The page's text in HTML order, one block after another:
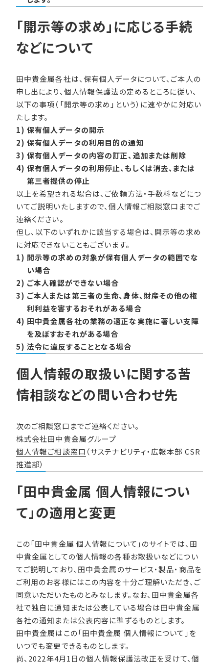
「開示等の求め」に応じる手続
などについて
田中貴金属各社は、保有個人データについて、ご本人の
申し出により、個人情報保護法の定めるところに従い、
以下の事項（「開示等の求め」という）に速やかに対応い
たします。
1) 保有個人データの開示
2) 保有個人データの利用目的の通知
3) 保有個人データの内容の訂正、追加または削除
4) 保有個人データの利用停止、もしくは消去、または
第三者提供の停止
以上を希望される場合は、ご依頼方法・手数料などにつ
いてご説明いたしますので、個人情報ご相談窓口までご
連絡ください。
但し、以下のいずれかに該当する場合は、開示等の求め
に対応できないこともございます。
1) 開示等の求めの対象が保有個人データの範囲でな
い場合
2) ご本人確認ができない場合
3) ご本人または第三者の生命、身体、財産その他の権
利利益を害するおそれがある場合
4) 田中貴金属各社の業務の適正な実施に著しい支障
を及ぼすおそれがある場合
5) 法令に違反することとなる場合
個人情報の取扱いに関する苦
情相談などの問い合わせ先
次のご相談窓口までご連絡ください。
株式会社田中貴金属グループ
個人情報ご相談窓口 （サステナビリティ・広報本部 CSR
推進部）
「田中貴金属 個人情報につい
て」の適用と変更
この「田中貴金属 個人情報について」のサイトでは、田
中貴金属としての個人情報の各種お取扱いなどについ
てご説明しており、田中貴金属のサービス・製品・商品を
ご利用のお客様にはこの内容を十分ご理解いただき、ご
同意いただいたものとみなします。なお、田中貴金属各
社で独自に通知または公表している場合は田中貴金属
各社の通知または公表内容に準ずるものとします。
田中貴金属はこの「田中貴金属 個人情報について」を
いつでも変更できるものとします。
尚、2022年4月1日の個人情報保護法改正を受けて、個